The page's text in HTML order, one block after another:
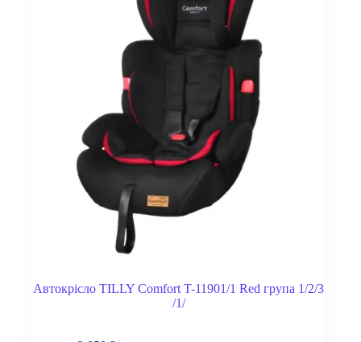
Автокрісло TILLY Comfort T-11901/1 Red група 1/2/3
/1/